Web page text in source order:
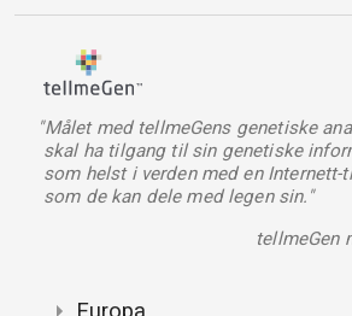
"Målet med tellmeGens genetiske
skal ha tilgang til sin genetiske
som helst i verden med en Internett-
som de kan dele med legen sin."
tellmeGen
Europa